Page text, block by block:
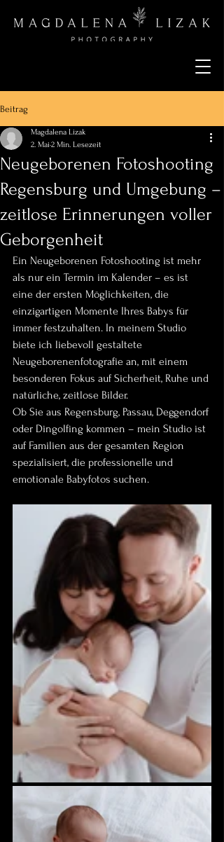
Beitrag
Neugeborenen Fotoshooting
Regensburg und Umgebung –
zeitlose Erinnerungen voller
Geborgenheit
Magdalena Lizak
2. Mai 2 Min. Lesezeit
Ein Neugeborenen Fotoshooting ist mehr
als nur ein Termin im Kalender – es ist
eine der ersten Möglichkeiten, die
einzigartigen Momente Ihres Babys für
immer festzuhalten. In meinem Studio
biete ich liebevoll gestaltete
Neugeborenenfotografie an, mit einem
besonderen Fokus auf Sicherheit, Ruhe und
natürliche, zeitlose Bilder.
Ob Sie aus Regensburg, Passau, Deggendorf
oder Dingolfing kommen – mein Studio ist
auf Familien aus der gesamten Region
spezialisiert, die professionelle und
emotionale Babyfotos suchen.